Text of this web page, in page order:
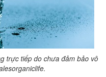
trực tiếp do chưa đảm bảo vô